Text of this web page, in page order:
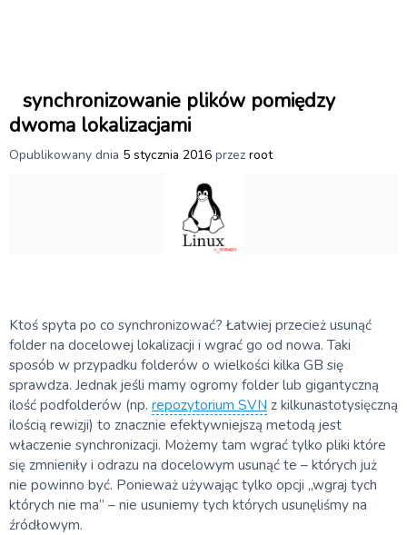
synchronizowanie plików pomiędzy
dwoma lokalizacjami
Opublikowany dnia 5 stycznia 2016 przez root
Ktoś spyta po co synchronizować? Łatwiej przecież usunąć
folder na docelowej lokalizacji i wgrać go od nowa. Taki
sposób w przypadku folderów o wielkości kilka GB się
sprawdza. Jednak jeśli mamy ogromy folder lub gigantyczną
ilość podfolderów (np. repozytorium SVN z kilkunastotysięczną
ilością rewizji) to znacznie efektywniejszą metodą jest
właczenie synchronizacji. Możemy tam wgrać tylko pliki które
się zmnieniły i odrazu na docelowym usunąć te – których już
nie powinno być. Ponieważ używając tylko opcji „wgraj tych
których nie ma” – nie usuniemy tych których usunęliśmy na
źródłowym.